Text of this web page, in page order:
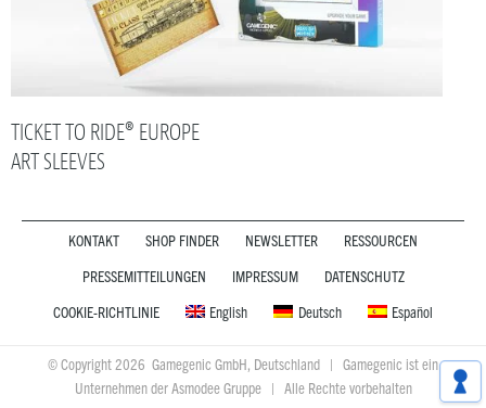
TICKET TO RIDE® EUROPE
ART SLEEVES
KONTAKT SHOP FINDER NEWSLETTER
RESSOURCEN
PRESSEMITTEILUNGEN
IMPRESSUM
DATENSCHUTZ
COOKIE-RICHTLINIE
English Deutsch Español
© Copyright 2026 Gamegenic GmbH, Deutschland | Gamegenic ist ein
Unternehmen der Asmodee Gruppe | Alle Rechte vorbehalten